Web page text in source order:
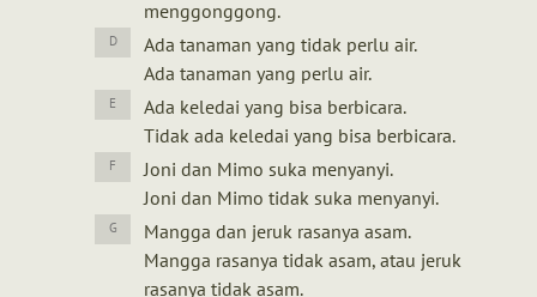
menggonggong.
Ada tanaman yang tidak perlu air.
Ada tanaman yang perlu air.
Ada keledai yang bisa berbicara.
Tidak ada keledai yang bisa berbicara.
Joni dan Mimo suka menyanyi.
Joni dan Mimo tidak suka menyanyi.
Mangga dan jeruk rasanya asam.
Mangga rasanya tidak asam, atau jeruk
rasanya tidak asam.